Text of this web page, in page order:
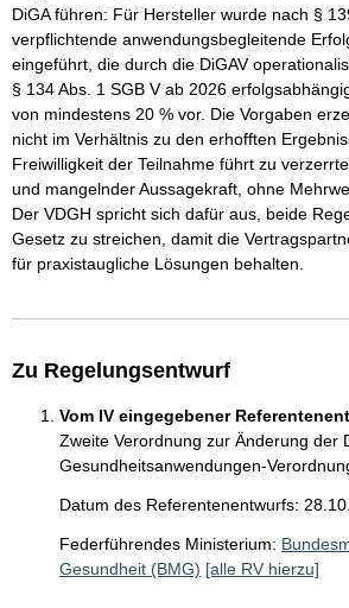
DiGA führen: Für Hersteller wurde nach §
verpflichtende anwendungsbegleitende
eingeführt, die durch die DiGAV
§ 134 Abs. 1 SGB V ab 2026
von mindestens 20 % vor. Die Vorgaben
nicht im Verhältnis zu den erhofften
Freiwilligkeit der Teilnahme führt zu
und mangelnder Aussagekraft, ohne
Der VDGH spricht sich dafür aus, beide
Gesetz zu streichen, damit die
für praxistaugliche Lösungen behalten.
Zu Regelungsentwurf
Vom IV eingegebener
Zweite Verordnung zur Änderung der
Gesundheitsanwendungen-
Datum des Referentenentwurfs:
Federführendes Ministerium:
Gesundheit (BMG) [alle RV hierzu]